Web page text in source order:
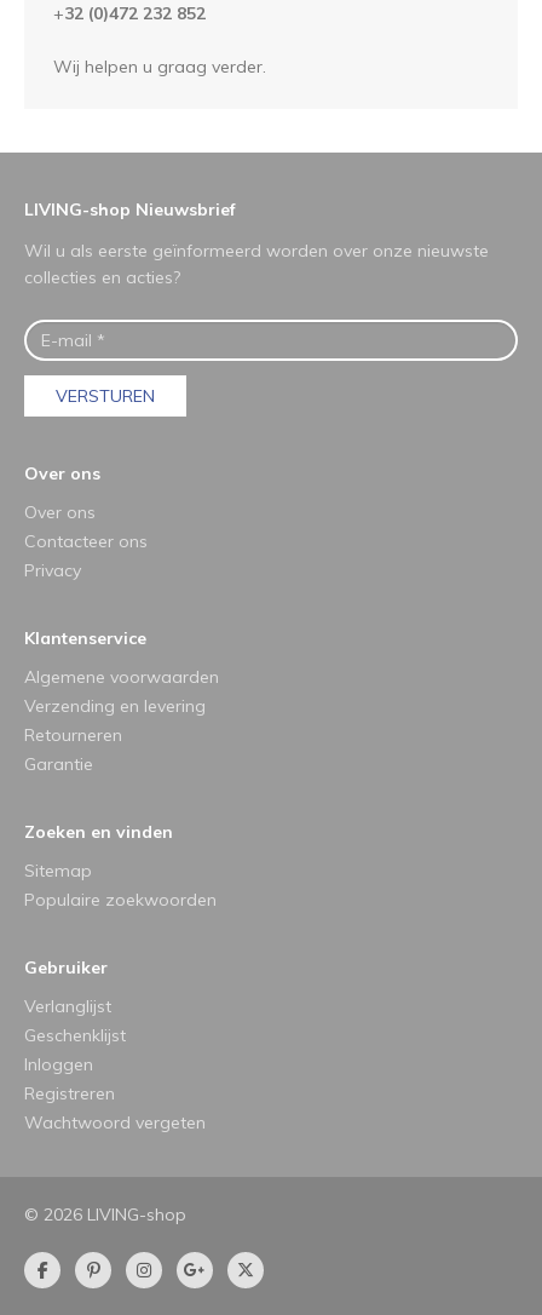
+32 (0)472 232 852
Wij helpen u graag verder.
LIVING-shop Nieuwsbrief
Wil u als eerste geïnformeerd worden over onze nieuwste
collecties en acties?
VERSTUREN
Over ons
Over ons
Contacteer ons
Privacy
Klantenservice
Algemene voorwaarden
Verzending en levering
Retourneren
Garantie
Zoeken en vinden
Sitemap
Populaire zoekwoorden
Gebruiker
Verlanglijst
Geschenklijst
Inloggen
Registreren
Wachtwoord vergeten
© 2026 LIVING-shop